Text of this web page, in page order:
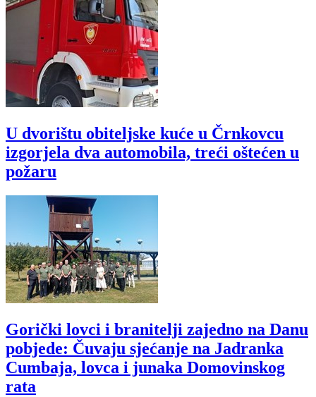
U dvorištu obiteljske kuće u Črnkovcu
izgorjela dva automobila, treći oštećen u
požaru
Gorički lovci i branitelji zajedno na Danu
pobjede: Čuvaju sjećanje na Jadranka
Cumbaja, lovca i junaka Domovinskog
rata